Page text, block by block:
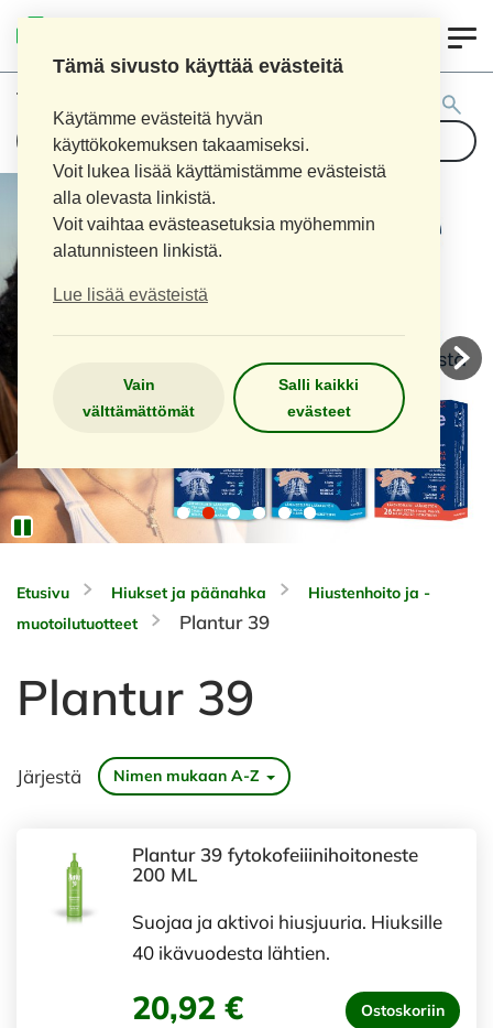
Tämä sivusto käyttää evästeitä
Käytämme evästeitä hyvän
käyttökokemuksen takaamiseksi.
Voit lukea lisää käyttämistämme evästeistä
alla olevasta linkistä.
Voit vaihtaa evästeasetuksia myöhemmin
alatunnisteen linkistä.
Lue lisää evästeistä
Vain
välttämättömät
Salli kaikki
evästeet
Tuotehaku:
Etusivu Hiukset ja päänahka
Hiustenhoito ja -
muotoilutuotteet
Plantur 39
Plantur 39
Järjestä Nimen mukaan A-Z
Plantur 39 fytokofeiiinihoitoneste
200 ML
Suojaa ja aktivoi hiusjuuria. Hiuksille
40 ikävuodesta lähtien.
20,92 € Ostoskoriin